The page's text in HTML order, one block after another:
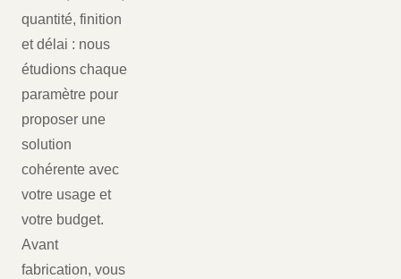
quantité, finition
et délai : nous
étudions chaque
paramètre pour
proposer une
solution
cohérente avec
votre usage et
votre budget.
Avant
fabrication, vous